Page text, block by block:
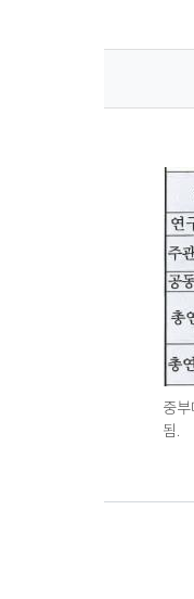
중
됨.